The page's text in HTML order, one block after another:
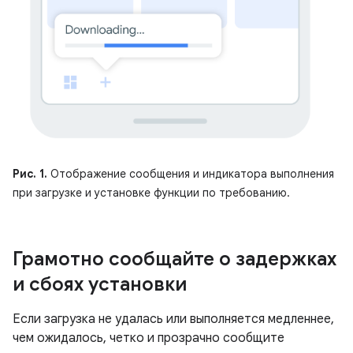
Рис. 1. Отображение сообщения и индикатора выполнения
при загрузке и установке функции по требованию.
Грамотно сообщайте о задержках
и сбоях установки
Если загрузка не удалась или выполняется медленнее,
чем ожидалось, четко и прозрачно сообщите